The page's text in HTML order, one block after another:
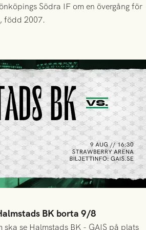
Södra IF om en övergång för
född 2007.
BK borta 9/8
se Halmstads BK - GAIS på plats